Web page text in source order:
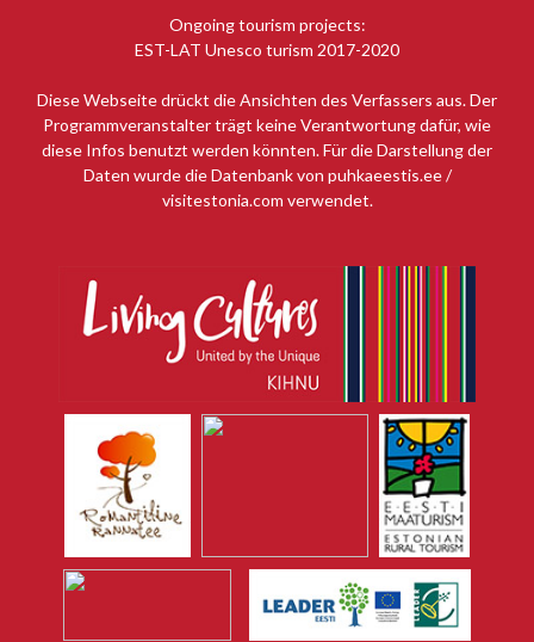
Ongoing tourism projects:
EST-LAT Unesco turism 2017-2020
Diese Webseite drückt die Ansichten des Verfassers aus. Der
Programmveranstalter trägt keine Verantwortung dafür, wie
diese Infos benutzt werden könnten. Für die Darstellung der
Daten wurde die Datenbank von puhkaeestis.ee /
visitestonia.com verwendet.